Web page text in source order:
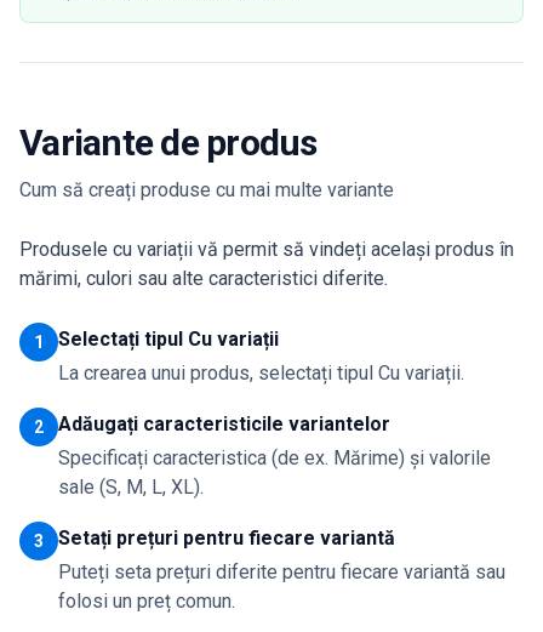
Variante de produs
Cum să creați produse cu mai multe variante
Produsele cu variații vă permit să vindeți același produs în
mărimi, culori sau alte caracteristici diferite.
1
Selectați tipul Cu variații
La crearea unui produs, selectați tipul Cu variații.
2
Adăugați caracteristicile variantelor
Specificați caracteristica (de ex. Mărime) și valorile
sale (S, M, L, XL).
3
Setați prețuri pentru fiecare variantă
Puteți seta prețuri diferite pentru fiecare variantă sau
folosi un preț comun.